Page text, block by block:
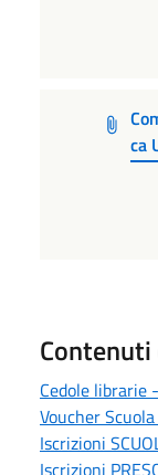
ca
Cedole librarie
Voucher
Iscrizioni
Iscrizioni